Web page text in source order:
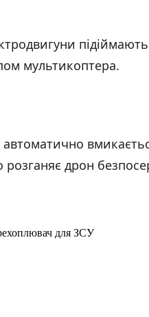
мультикоптера.
дрон
для ЗСУ